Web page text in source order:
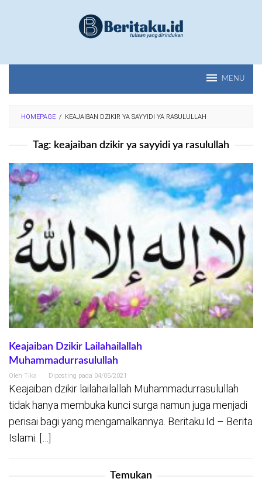
MENU
HOMEPAGE / KEAJAIBAN DZIKIR YA SAYYIDI YA RASULULLAH
Tag: keajaiban dzikir ya sayyidi ya rasulullah
Keajaiban Dzikir Lailahailallah
Muhammadurrasulullah
Oleh Tika Diposting pada 04/05/2021
Keajaiban dzikir lailahailallah Muhammadurrasulullah
tidak hanya membuka kunci surga namun juga menjadi
perisai bagi yang mengamalkannya. Beritaku.Id – Berita
Islami. […]
Temukan